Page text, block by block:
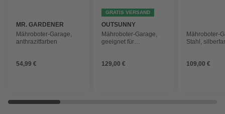
MR. GARDENER
Mähroboter-Garage,
anthrazitfarben
54,99 €
GRATIS VERSAND
OUTSUNNY
Mähroboter-Garage,
geeignet für
129,00 €
Mähroboter-
Stahl,
109,00 €